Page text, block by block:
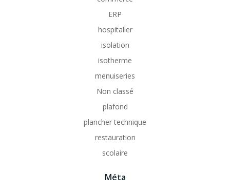
ERP
hospitalier
isolation
isotherme
menuiseries
Non classé
plafond
plancher technique
restauration
scolaire
Méta